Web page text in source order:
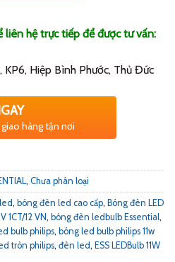
liên hệ trực tiếp để được tư vấn:
Hiệp Bình Phước, Thủ Đức
hàng tận nơi
, Chưa phân loại
, bóng đèn led cao cấp, Bóng đèn LED
1CT/12 VN, bóng đèn ledbulb Essential,
bulb philips, bóng led bulb philips 11w
tròn philips, đèn led, ESS LEDBulb 11W